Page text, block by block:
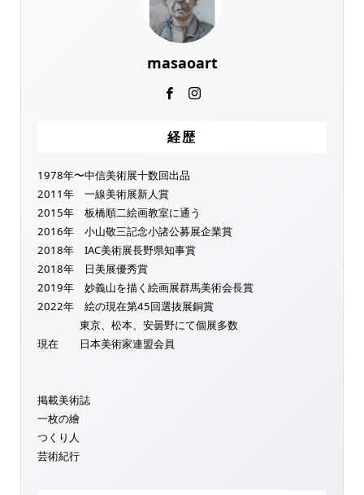
masaoart
経歴
1978年〜中信美術展十数回出品
2011年 一線美術展新人賞
2015年 板橋順二絵画教室に通う
2016年 小山敬三記念小諸公募展企業賞
2018年 IAC美術展長野県知事賞
2018年 日美展優秀賞
2019年 妙義山を描く絵画展群馬美術会長賞
2022年 絵の現在第45回選抜展銅賞
東京、松本、安曇野にて個展多数
現在 日本美術家連盟会員
掲載美術誌
一枚の繪
つくり人
芸術紀行